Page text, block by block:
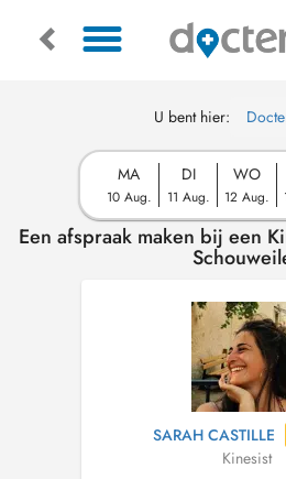
U bent hier:
MA
10 Aug.
DI
11 Aug.
WO
12 Aug.
Een afspraak maken bij een
SARAH CASTILLE
Kinesist